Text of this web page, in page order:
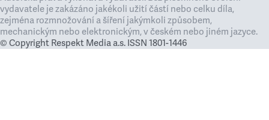
vydavatele je zakázáno jakékoli užití částí nebo celku díla,
zejména rozmnožování a šíření jakýmkoli způsobem,
mechanickým nebo elektronickým, v českém nebo jiném jazyce.
© Copyright Respekt Media a.s. ISSN 1801-1446